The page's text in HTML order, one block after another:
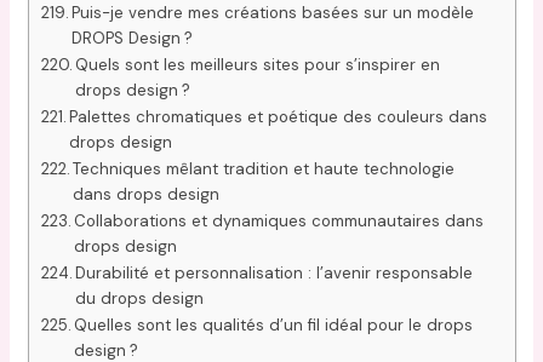
Puis-je vendre mes créations basées sur un modèle
DROPS Design ?
Quels sont les meilleurs sites pour s’inspirer en
drops design ?
Palettes chromatiques et poétique des couleurs dans
drops design
Techniques mêlant tradition et haute technologie
dans drops design
Collaborations et dynamiques communautaires dans
drops design
Durabilité et personnalisation : l’avenir responsable
du drops design
Quelles sont les qualités d’un fil idéal pour le drops
design ?